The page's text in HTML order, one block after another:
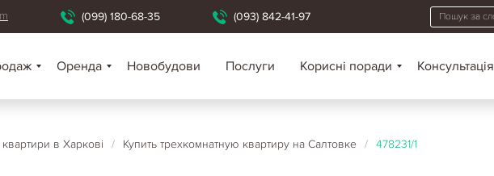
(099) 180-68-35 (093) 842-41-97
Оренда Новобудови Послуги Корисні поради Консультація
квартири в Харкові / Купить трехкомнатную квартиру на Салтовке / 478231/1